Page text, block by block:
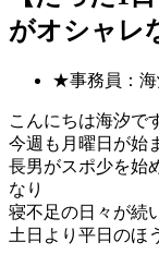
がオシャレ
★事務員：
こんにちは海汐で
今週も月曜日が始
長男がスポ少を始
なり
寝不足の日々が続
土日より平日のほ